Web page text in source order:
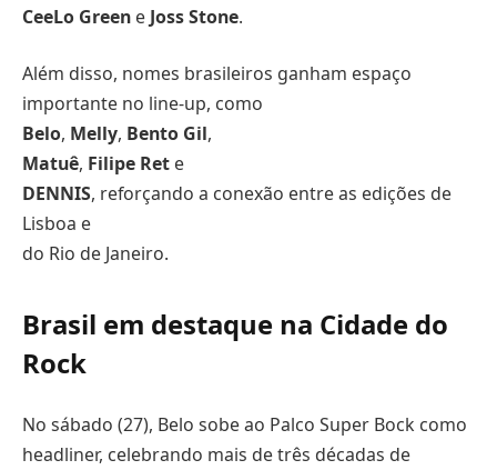
CeeLo Green e Joss Stone.
Além disso, nomes brasileiros ganham espaço
importante no line-up, como
Belo, Melly, Bento Gil,
Matuê, Filipe Ret e
DENNIS, reforçando a conexão entre as edições de
Lisboa e
do Rio de Janeiro.
Brasil em destaque na Cidade do
Rock
No sábado (27), Belo sobe ao Palco Super Bock como
headliner, celebrando mais de três décadas de